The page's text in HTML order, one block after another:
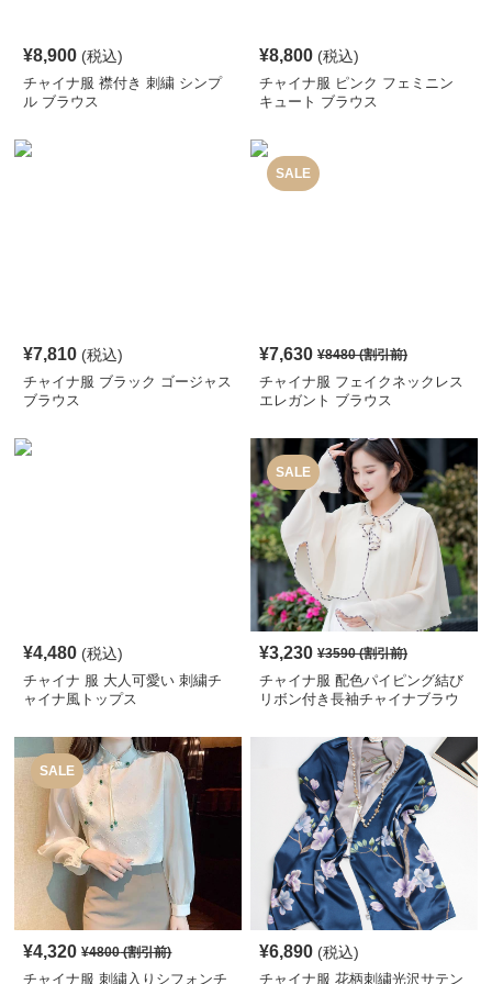
¥8,900 (税込)
チャイナ服 襟付き 刺繍 シンプ
ル ブラウス
¥8,800 (税込)
チャイナ服 ピンク フェミニン
キュート ブラウス
¥7,810 (税込)
チャイナ服 ブラック ゴージャス
ブラウス
SALE
¥7,630 ¥8480(割引前)
チャイナ服 フェイクネックレス
エレガント ブラウス
¥4,480 (税込)
チャイナ 服 大人可愛い 刺繍チ
ャイナ風トップス
SALE
¥3,230 ¥3590(割引前)
チャイナ服 配色パイピング結び
リボン付き長袖チャイナブラウ
SALE
¥4,320 ¥4800(割引前)
チャイナ服 刺繍入りシフォンチ
¥6,890 (税込)
チャイナ服 花柄刺繍光沢サテン